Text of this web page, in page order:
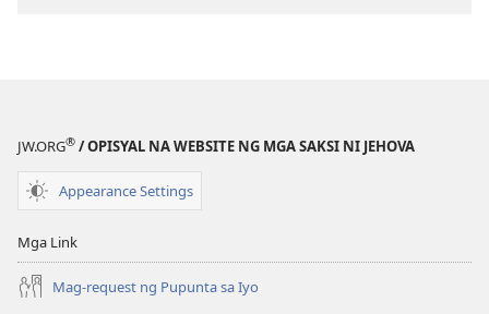
MAGASIN
JW.ORG® / OPISYAL NA WEBSITE NG MGA SAKSI NI JEHOVA
Appearance Settings
Mga Link
Mag-request ng Pupunta sa Iyo